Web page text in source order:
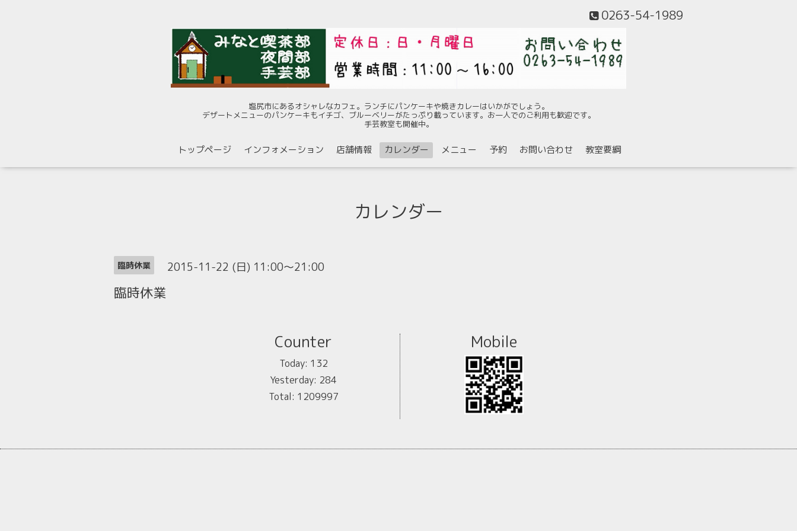
0263-54-1989
塩尻市にあるオシャレなカフェ。ランチにパンケーキや焼きカレーはいかがでしょう。
デザートメニューのパンケーキもイチゴ、ブルーベリーがたっぷり載っています。お一人でのご利用も歓迎です。
手芸教室も開催中。
トップページ インフォメーション 店舗情報 カレンダー メニュー 予約 お問い合わせ 教室要綱
カレンダー
臨時休業 2015-11-22 (日) 11:00～21:00
臨時休業
Counter
Today: 132
Yesterday: 284
Total: 1209997
Mobile